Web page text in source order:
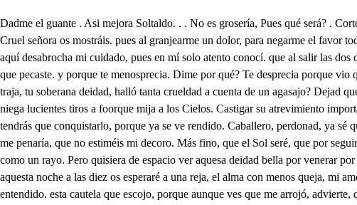
Dadme el guante . Asi mejora Soltaldo. . . No es grosería, Pues qué será? . Cortesía. Cortesía? . . Sí señora. Que me conozcan no quiero, y así en tan confuso encanto échate Laura ese manto. Ya te obedecí primero. Cruel señora os mostráis. pues al granjearme un dolor, para negarme el favor todo un Cielo me ocultáis. En caso tan peligroso cuidadoso me tenéis, cuando tan esquiva hacéis quede cobarde, y medroso, La causa aquí desabrocha mi cuidado, pues en mí solo atento conocí. que al salir las dos de Atocha, en tierra se os cayó un guante, y al alzarlo con ventaja cogi de un rubí la caja, la concha alcé de un diamante. Ya sé yo en lo que pecaste. y porque te menosprecia. Dime por qué? Te desprecia porque vio que te abajaste. Que muestres tanto desdén, que quieras ser tan cruel? Yo Laura mía con él, ni lo hice mal, ni bien Cuando rendido me traja, tu soberana deidad, halló tanta crueldad a cuenta de un agasajo? Dejad que en dolor mortal sirva usano aquese sol, imitad ese farol que en la combre celestial por azules paralelos dorando plateados giros, no niega lucientes tiros a foorque mija a los Cielos. Castigar su atrevimiento importa dé aqueste modo, eso engaño ha de ser todo. Concced mi rendimiento. No eches en su amor olvido, pues si llegas a notarlo, no tendrás que conquistarlo, porque ya se ve rendido. Caballero, perdonad, ya sé que anduve grosera, y estoy corrida, si quiera, por ver vuestra calidad. Casi rendida os adoro, y en tan confusa agonía por quien sois me penaría, que no estiméis mi decoro. Más fino, que el Sol seré, que por seguir a la Aurora de plata el aljófar dora, en cuyo espejo se ve Y sin padecer desmayo de su amor en el crisol, para parecer al sol te seguira como un rayo. Pero quisiera de espacio ver aquesa deidad bella por venerar por estrella. lo que pareció topacio; Seguidme si eso buscáis, y la casa notaréis. en donde entraré . Seréis mi vida aunque me matáis, Y aquesta noche a las diez os esperaré a una reja, el alma con menos queja, mi amor con menos doblez. Así señora, te arrojas, sin ser cruel al favor examinelo el rigor? sufra primero congojas. Laura tú no has entendido. esta cautela que escojo, porque aunque ves que me arrojó, advierte, que no he caído, Cuando vienes a casarte señor, desde zaragoza, así tu amor se reboza? Esto mucho ha de importarte . para aqueste nuevo amor. Que ya acasaros venís? Si mi grande fe advertís, nunca ha de hallarse fuvor. que pueda ya divertirme de vuestra deidad hermosa, que entre flores sois la rosa. Pues si en eso estáis, seguidme. Señora aqueso reporta. Pues habemos, de muda: nos de esta casa, abalanzamos a ste arrojo; poco importa. Que vaya a seguirla vano, y que mostrando gran fe pueda un guante darle pie siendo cola de la mano, De su amor querrá advertirla, y cuando se pone en quintas, no ha de haber tabur, de pintas que sepa mejor seguirla. Él se mira en conclusión apasionado en vacío. que aunque no ha sido Judio no hace falta a la pasión. El vuelve con fe resuelta, y cuando amante blasona, aunque quede sin balona, quiere dar luego la vuelta: Ya Tragón logré unadicha y ya entre suspensa el alma del rubí de sus deseos, la concha vio vio la caja. Luego dónde vive sabes? Si lo supe, y la ventana; donde he de hablarla esta noche. Luego has deberla? . Me Excusada Tragón es esa pregunta. Según eso a la mañana hablándola tú también, como tu ingenio declara, aunque no sea cortés podrán decirle con causa que tiene muy buenes modos, pues qué fue tan bien hablada. otra cosa traigo más. Y qué será, dilo acaba? Aqueste pliego cerrado al pasar por esa plaza encontré. . Viven los Cielos que aunque la